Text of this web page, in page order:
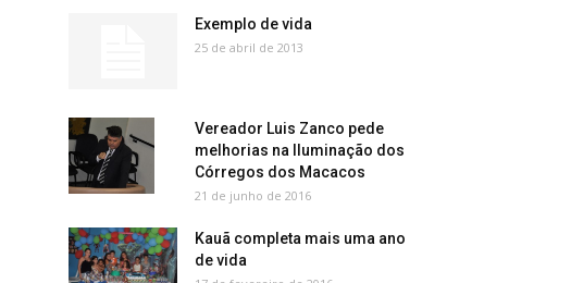
Exemplo de vida
25 de abril de 2013
Vereador Luis Zanco pede
melhorias na Iluminação dos
Córregos dos Macacos
21 de junho de 2016
Kauã completa mais uma ano
de vida